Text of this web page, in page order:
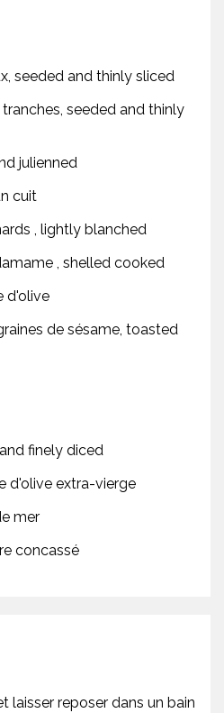
seeded and thinly sliced
seeded and thinly
julienned
cuit
, lightly blanched
, shelled cooked
d'olive
de sésame, toasted
finely diced
d'olive extra-vierge
mer
concassé
laisser reposer dans un bain